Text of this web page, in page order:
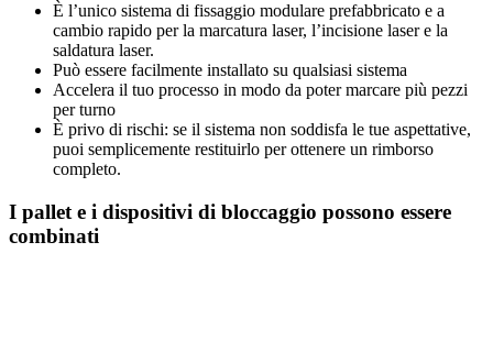
È l’unico sistema di fissaggio modulare prefabbricato e a
cambio rapido per la marcatura laser, l’incisione laser e la
saldatura laser.
Può essere facilmente installato su qualsiasi sistema
Accelera il tuo processo in modo da poter marcare più pezzi
per turno
È privo di rischi: se il sistema non soddisfa le tue aspettative,
puoi semplicemente restituirlo per ottenere un rimborso
completo.
I pallet e i dispositivi di bloccaggio possono essere
combinati